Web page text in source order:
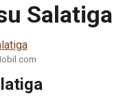
Salatiga